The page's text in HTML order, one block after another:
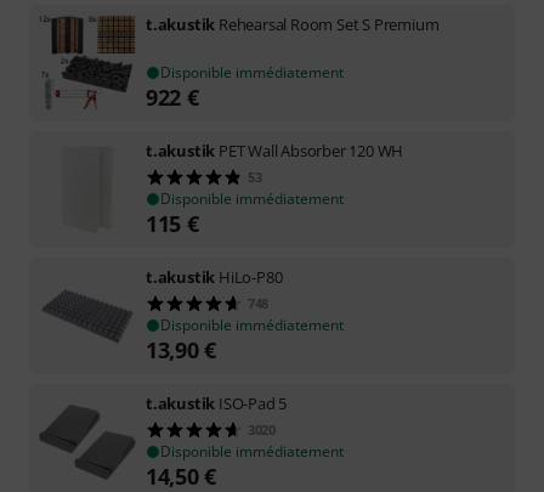
t.akustik Rehearsal Room Set S Premium
Disponible immédiatement
922 €
t.akustik PET Wall Absorber 120 WH
53
Disponible immédiatement
115 €
t.akustik HiLo-P80
748
Disponible immédiatement
13,90€
t.akustik ISO-Pad 5
3020
Disponible immédiatement
14,50€